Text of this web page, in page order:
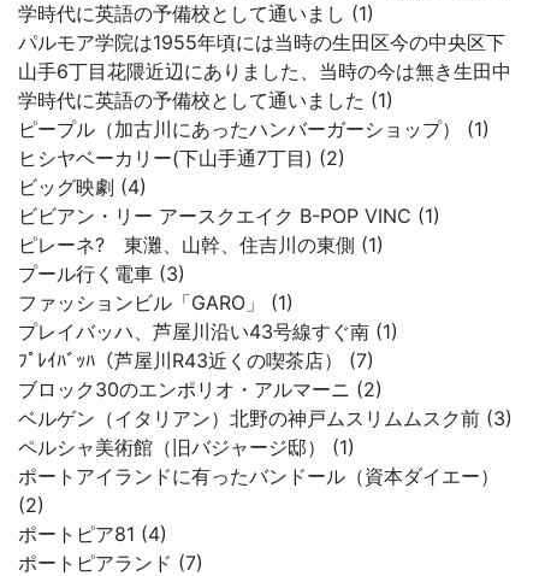
学時代に英語の予備校として通いまし (1)
パルモア学院は1955年頃には当時の生田区今の中央区下
山手6丁目花隈近辺にありました、当時の今は無き生田中
学時代に英語の予備校として通いました (1)
ピープル（加古川にあったハンバーガーショップ） (1)
ヒシヤベーカリー(下山手通7丁目) (2)
ビッグ映劇 (4)
ビビアン・リー アースクエイク B-POP VINC (1)
ピレーネ? 東灘、山幹、住吉川の東側 (1)
プール行く電車 (3)
ファッションビル「GARO」 (1)
プレイバッハ、芦屋川沿い43号線すぐ南 (1)
ﾌﾟﾚｲﾊﾞｯﾊ（芦屋川R43近くの喫茶店） (7)
ブロック30のエンポリオ・アルマーニ (2)
ベルゲン（イタリアン）北野の神戸ムスリムムスク前 (3)
ペルシャ美術館（旧バジャージ邸） (1)
ポートアイランドに有ったバンドール（資本ダイエー）
(2)
ポートピア81 (4)
ポートピアランド (7)